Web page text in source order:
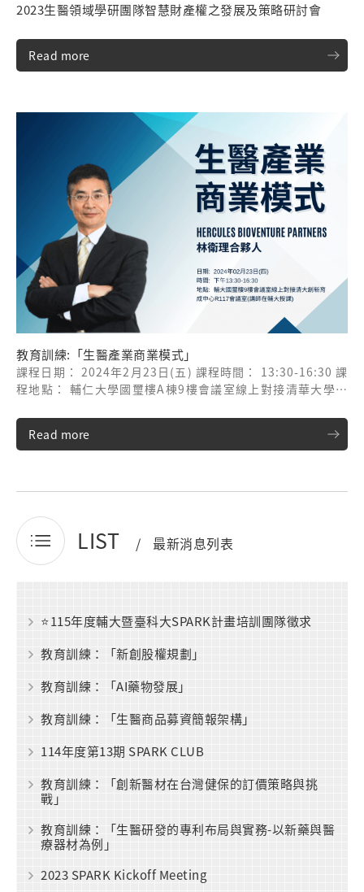
2023生醫領域學研團隊智慧財產權之發展及策略研討會
Read more
教育訓練:「生醫產業商業模式」
課程日期： 2024年2月23日(五) 課程時間： 13:30-16:30 課
程地點： 輔仁大學國璽樓A棟9樓會議室線上對接清華大學創
Hercules BioVenture Partners/林衛理合夥人
Read more
LIST 最新消息列表
⭐115年度輔大暨臺科大SPARK計畫培訓團隊徵求
教育訓練：「新創股權規劃」
教育訓練：「AI藥物發展」
教育訓練：「生醫商品募資簡報架構」
114年度第13期 SPARK CLUB
教育訓練：「創新醫材在台灣健保的訂價策略與挑
戰」
教育訓練：「生醫研發的專利布局與實務-以新藥與醫
療器材為例」
2023 SPARK Kickoff Meeting